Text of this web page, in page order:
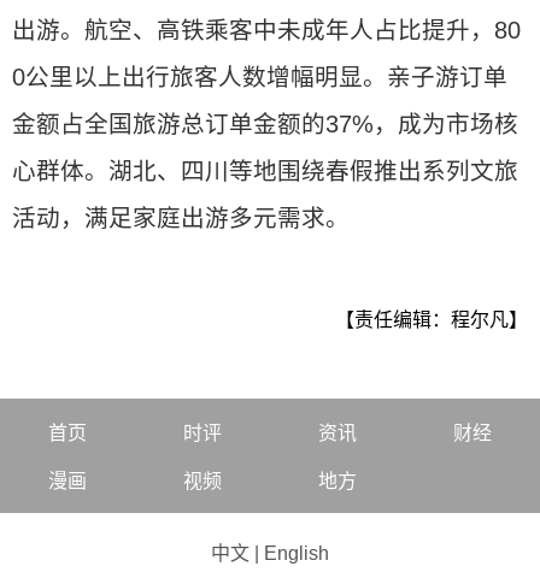
出游。航空、高铁乘客中未成年人占比提升，80
0公里以上出行旅客人数增幅明显。亲子游订单
金额占全国旅游总订单金额的37%，成为市场核
心群体。湖北、四川等地围绕春假推出系列文旅
活动，满足家庭出游多元需求。
【责任编辑：程尔凡】
首页 时评 资讯 财经
漫画 视频 地方
中文 English